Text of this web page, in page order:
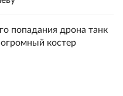
попадания дрона танк
костер